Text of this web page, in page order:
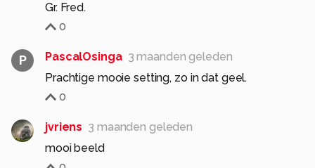
0
P PascalOsinga 3 maanden geleden
Prachtige mooie setting, zo in dat geel.
0
jvriens 3 maanden geleden
mooi beeld